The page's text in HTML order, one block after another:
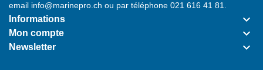
email info@marinepro.ch ou par téléphone 021 616 41 81
Informations keyboard_arrow_down
Mon compte keyboard_arrow_down
Newsletter keyboard_arrow_down